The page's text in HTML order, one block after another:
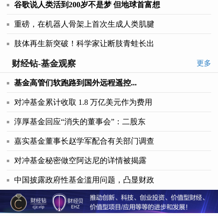
谷歌说人类活到200岁不是梦 但地球首富想
重磅，在机器人骨架上首次生成人类肌腱
肢体再生新突破！科学家让断肢青蛙长出
财经钻-基金观察 更多
基金高管们软跑路到国外远程遥控...
对冲基金累计收取 1.8 万亿美元作为费用
淳厚基金回应“消失的董事会”：二股东
嘉实基金董事长赵学军配合有关部门调查
对冲基金秘密做空阿达尼的详情被揭露
中国披露政府性基金滥用问题，凸显财政